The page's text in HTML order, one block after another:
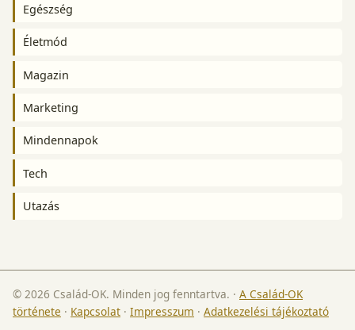
Egészség
Életmód
Magazin
Marketing
Mindennapok
Tech
Utazás
© 2026 Család-OK. Minden jog fenntartva. · A Család-OK
története · Kapcsolat · Impresszum · Adatkezelési tájékoztató